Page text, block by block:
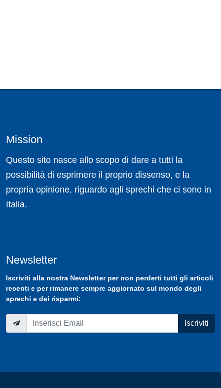
Mission
Questo sito nasce allo scopo di dare a tutti la
possibilità di esprimere il proprio dissenso, e la
propria opinione, riguardo agli sprechi che ci sono in
Italia.
Newsletter
Iscriviti alla nostra Newsletterper non perderti tutti gli articoli
recenti e per rimanere sempre aggiornato sul mondo degli
sprechi e dei risparmi:
Iscriviti